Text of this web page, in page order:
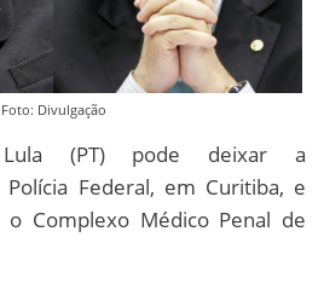
Foto: Divulgação
Lula (PT) pode deixar a
Polícia Federal, em Curitiba, e
Complexo Médico Penal de